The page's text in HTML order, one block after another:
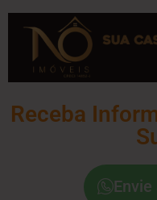
Receba
Envie